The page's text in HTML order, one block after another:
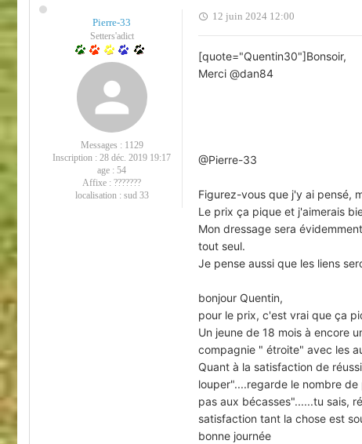
Pierre-33
Setters'adict
Messages : 1129
Inscription : 28 déc. 2019 19:17
age : 54
Affixe : ???????
localisation : sud 33
12 juin 2024 12:00
[quote="Quentin30"]Bonsoir,
Merci @dan84
@Pierre-33
Figurez-vous que j'y ai pensé,
Le prix ça pique et j'aimerais
Mon dressage sera
tout seul.
Je pense aussi que les liens
bonjour Quentin,
pour le prix, c'est vrai que ça
Un jeune de 18 mois à encore
compagnie " étroite" avec les
Quant à la satisfaction de
louper"....regarde le nombre
pas aux bécasses"......tu sais,
satisfaction tant la chose est
bonne journée